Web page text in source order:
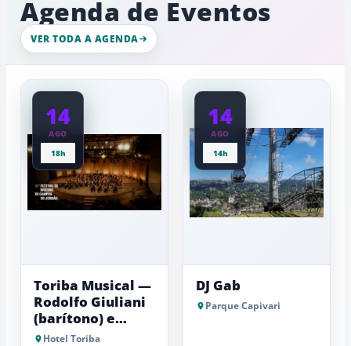
movimento
intenso
nesta
quinta-
feira
a
Agenda de Eventos
VER TODA A AGENDA
14
AGO
18h
Toriba Musical —
Rodolfo Giuliani
(barítono) e
Antonio Luiz
Hotel Toriba
14
AGO
14h
DJ Gab
Parque Capivari